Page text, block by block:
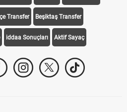
Transfer Beşiktaş Transfer
iddaa Sonuçları Aktif Sayaç